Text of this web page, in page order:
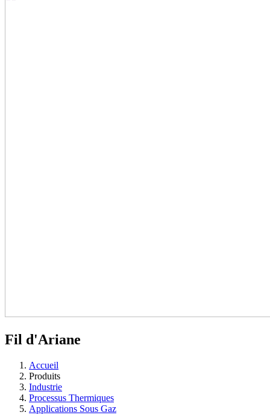
Fil d'Ariane
Accueil
Produits
Industrie
Processus Thermiques
Applications Sous Gaz